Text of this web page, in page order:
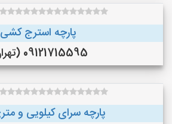
پارچه استرج کشی
09121715595 (تهران)
پارچه سرای کیلویی و